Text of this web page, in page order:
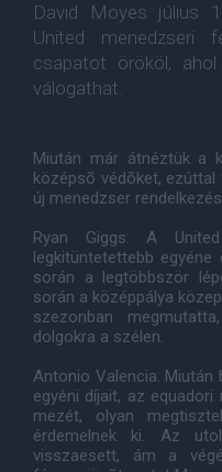
David Moyes július
United menedzseri
csapatot örököl,
válogathat.
Miután már átnéztük a
középsõ védõket,
új menedzser
Ryan Giggs: A
legkitüntetettebb
során a legtöbbször
során a középpálya
szezonban
dolgokra a szélen.
Antonio Valencia:
egyéni díjait, az
mezét, olyan
érdemelnek ki. Az
visszaesett, ám a